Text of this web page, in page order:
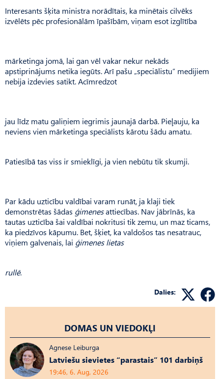
Interesants šķita ministra norādītais, ka minētais cilvēks
izvēlēts pēc profesionālām īpašībām, viņam esot izglītība
mārketinga jomā, lai gan vēl vakar nekur nekāds
apstiprinājums netika iegūts. Arī pašu „speciālistu” medijiem
nebija izdevies satikt. Acīmredzot
jau līdz matu galiņiem iegrimis jaunajā darbā. Pieļauju, ka
neviens vien mārketinga speciālists kārotu šādu amatu.
Patiesībā tas viss ir smieklīgi, ja vien nebūtu tik skumji.
Par kādu uzticību valdībai varam runāt, ja klaji tiek
demonstrētas šādas ģimenesattiecības. Nav jābrīnās, ka
tautas uzticība šai valdībai nokritusi tik zemu, un maz ticams,
ka piedzīvos kāpumu. Bet, šķiet, ka valdošos tas nesatrauc,
viņiem galvenais, lai ģimenes lietas
rullē.
Dalies:
DOMAS UN VIEDOKĻI
Agnese Leiburga
Latviešu sievietes “parastais” 101 darbiņš
19:46, 6. Aug, 2026